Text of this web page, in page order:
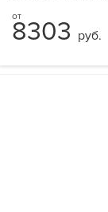
8303 руб.